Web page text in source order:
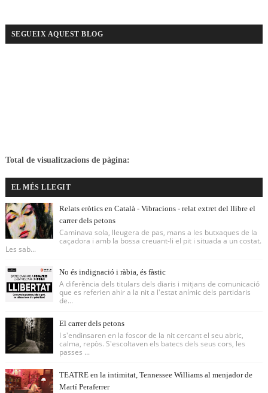
SEGUEIX AQUEST BLOG
Total de visualitzacions de pàgina:
EL MÉS LLEGIT
Relats eròtics en Català - Vibracions - relat extret del llibre el
carrer dels petons
Caminava sola, lleugera de pas, mans a les butxaques de la
caçadora i amb la bossa creuant-li el pit i situada a un costat.
Les sab...
No és indignació i ràbia, és fàstic
A diferència dels titulars dels diaris i mitjans de comunicació
que es referien ahir a la nit a l'estat anímic dels partidaris
de...
El carrer dels petons
I s'endinsaren en la foscor de la nit cercant el seu abric,
calma, repòs. S'escoltaven els batecs dels seus cors, les
passes ...
TEATRE en la intimitat, Tennessee Williams al menjador de
Martí Peraferrer